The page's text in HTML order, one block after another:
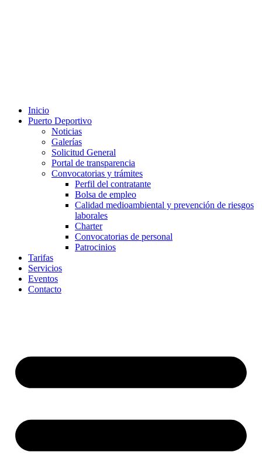
Inicio
Puerto Deportivo
Noticias
Galerías
Solicitud General
Portal de transparencia
Convocatorias y trámites
Perfil del contratante
Bolsa de empleo
Calidad medioambiental y prevención de riesgos
laborales
Charter
Convocatorias de personal
Patrocinios
Tarifas
Servicios
Eventos
Contacto